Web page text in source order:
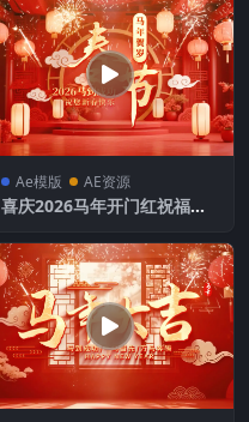
Ae模版 AE资源
喜庆2026马年开门红祝福文